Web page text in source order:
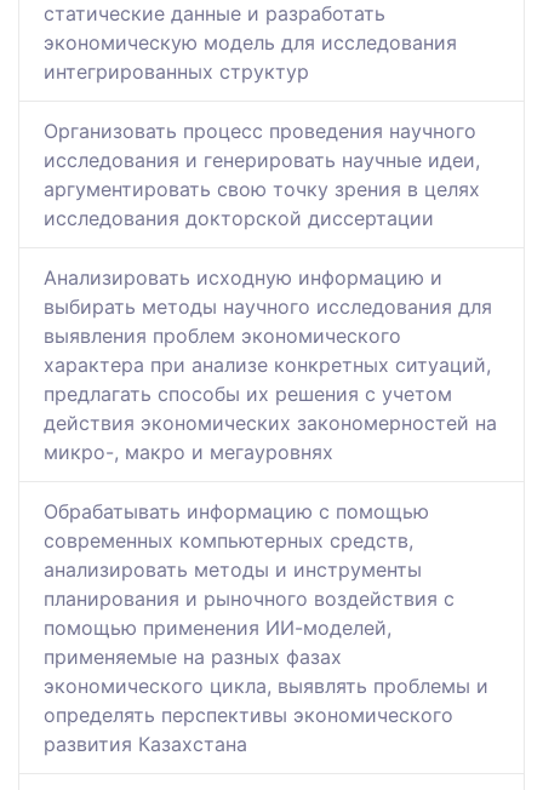
статические данные и разработать
экономическую модель для исследования
интегрированных структур
Организовать процесс проведения научного
исследования и генерировать научные идеи,
аргументировать свою точку зрения в целях
исследования докторской диссертации
Анализировать исходную информацию и
выбирать методы научного исследования для
выявления проблем экономического
характера при анализе конкретных ситуаций,
предлагать способы их решения с учетом
действия экономических закономерностей на
микро-, макро и мегауровнях
Обрабатывать информацию с помощью
современных компьютерных средств,
анализировать методы и инструменты
планирования и рыночного воздействия с
помощью применения ИИ-моделей,
применяемые на разных фазах
экономического цикла, выявлять проблемы и
определять перспективы экономического
развития Казахстана